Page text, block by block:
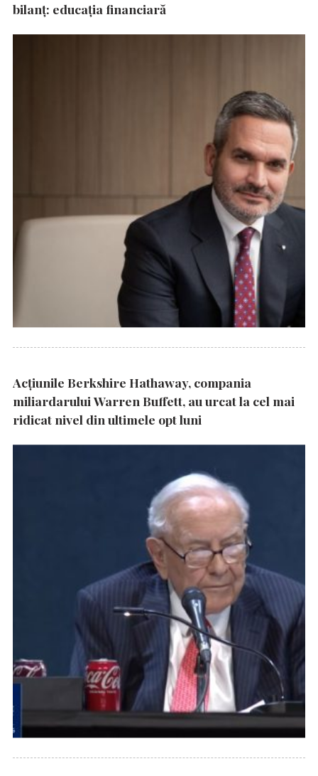
bilanț: educația financiară
Acțiunile Berkshire Hathaway, compania
miliardarului Warren Buffett, au urcat la cel mai
ridicat nivel din ultimele opt luni